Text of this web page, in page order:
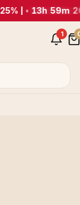
| •13h 59m
1